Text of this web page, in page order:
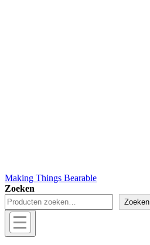
Making Things Bearable
Zoeken
Zoeken
Menu